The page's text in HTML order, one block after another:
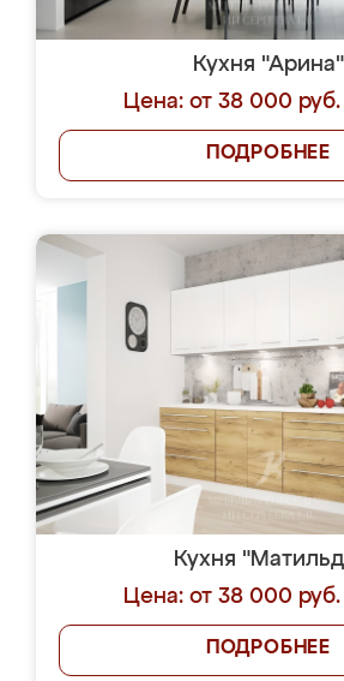
Кухня "Арина"
Цена: от 38 000 руб.
ПОДРОБНЕЕ
Кухня
Цена: от 38 000 руб.
ПОДРОБНЕЕ